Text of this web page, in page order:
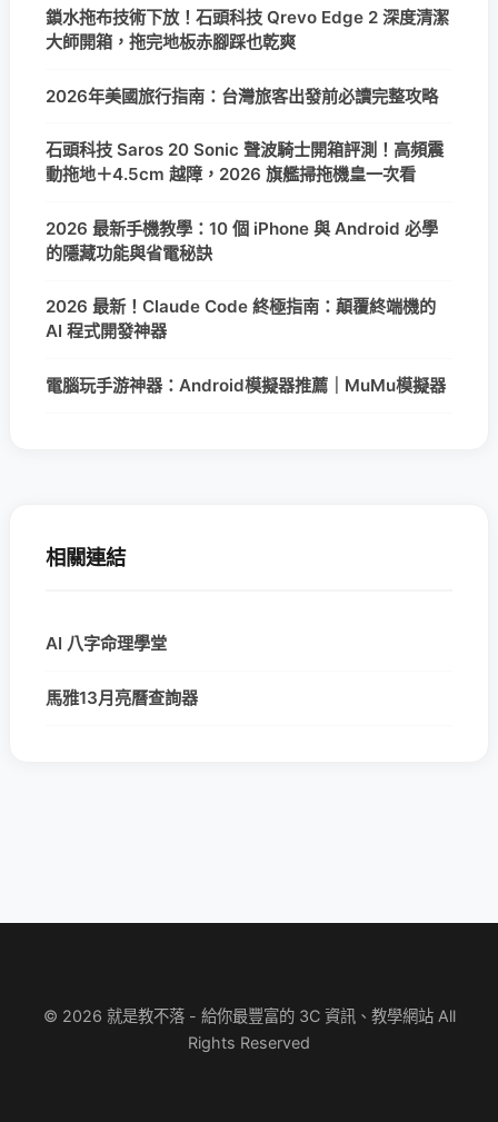
鎖水拖布技術下放！石頭科技 Qrevo Edge 2 深度清潔
大師開箱，拖完地板赤腳踩也乾爽
2026年美國旅行指南：台灣旅客出發前必讀完整攻略
石頭科技 Saros 20 Sonic 聲波騎士開箱評測！高頻震
動拖地＋4.5cm 越障，2026 旗艦掃拖機皇一次看
2026 最新手機教學：10 個 iPhone 與 Android 必學
的隱藏功能與省電秘訣
2026 最新！Claude Code 終極指南：顛覆終端機的
AI 程式開發神器
電腦玩手游神器：Android模擬器推薦｜MuMu模擬器
相關連結
AI 八字命理學堂
馬雅13月亮曆查詢器
© 2026 就是教不落 - 給你最豐富的 3C 資訊、教學網站 All
Rights Reserved